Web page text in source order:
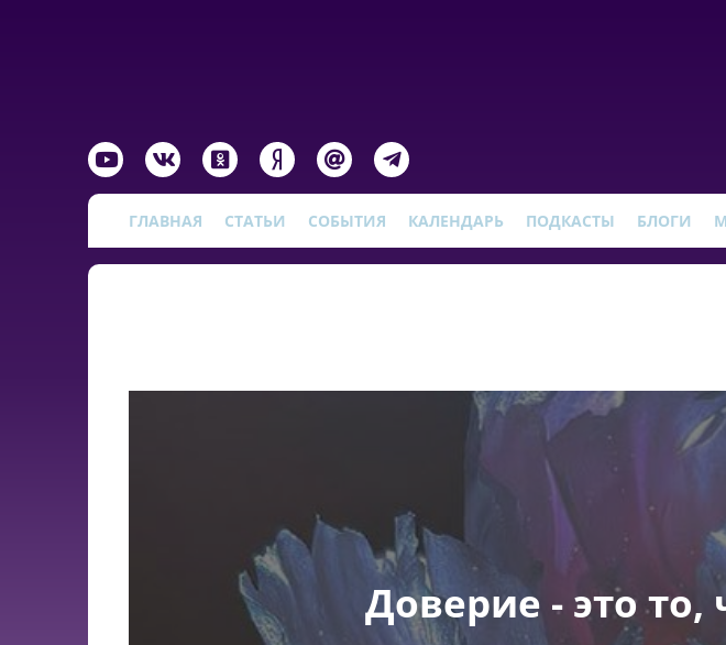
ГЛАВНАЯ СТАТЬИ СОБЫТИЯ КАЛЕНДАРЬ ПОДКАСТЫ БЛОГИ
Доверие - это